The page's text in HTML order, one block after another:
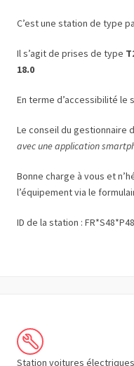
C’est une station de type
Il s’agit de prises de type
18.0
En terme d’accessibilité le
Le conseil du gestionnaire
avec une application
Bonne charge à vous et
l’équipement via le
ID de la station :
Station voitures électriques